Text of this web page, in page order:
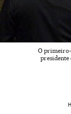
O
presidente